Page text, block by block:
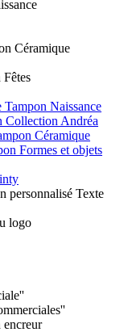
Tampon Naissance
Collection Andréa
Céramique
Formes et objets